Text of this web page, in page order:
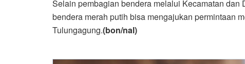
Selain pembagian bendera melalui Kecamatan
bendera merah putih bisa mengajukan permintaan
Tulungagung.(bon/nal)